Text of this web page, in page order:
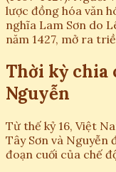
lược đồng hóa văn
nghĩa Lam Sơn do
năm 1427, mở ra
Thời kỳ chia
Nguyễn
Từ thế kỷ 16, Việt
Tây Sơn và Nguyễn
đoạn cuối của chế